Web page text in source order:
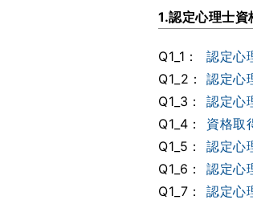
1.認定心理士資
Q1_1：
認定心
Q1_2：
認定心
Q1_3：
認定心
Q1_4：
資格取
Q1_5：
認定心
Q1_6：
認定心
Q1_7：
認定心